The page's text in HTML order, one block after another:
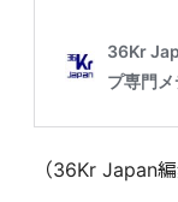
（36Kr Japan編